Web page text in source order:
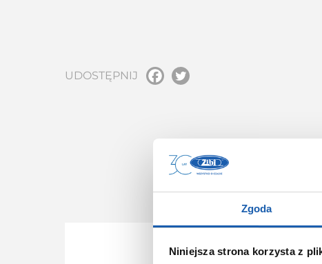
Zgoda
Niniejsza strona korzysta z
UDOSTĘPNIJ
Z